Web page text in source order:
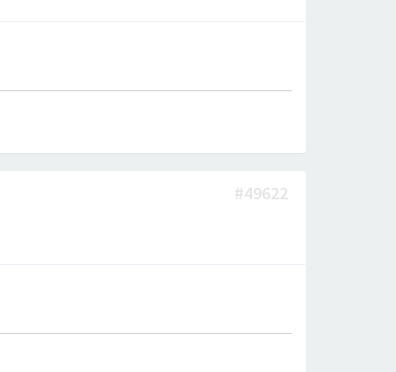
#49622